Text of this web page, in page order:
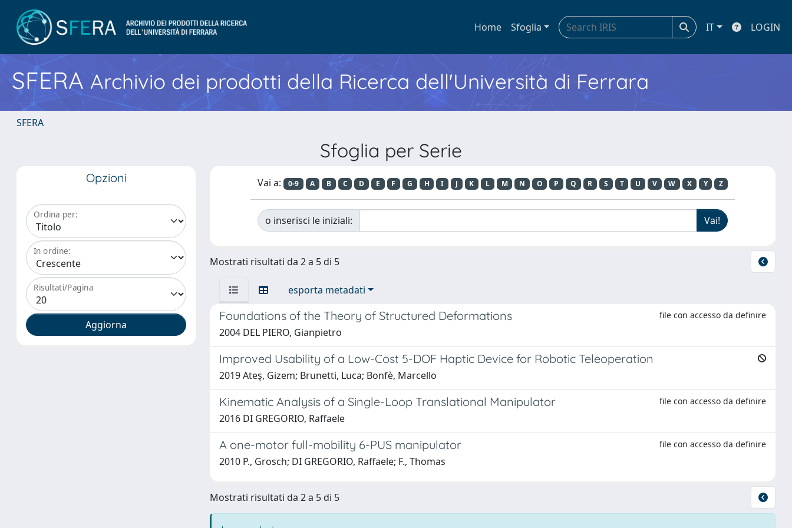
Home Sfoglia IT LOGIN
SFERA Archivio dei prodotti della Ricerca dell'Università di Ferrara
SFERA
Sfoglia per Serie
Opzioni
Ordina per:
In ordine:
Risultati/Pagina
Vai a: 0-9 A B C D E F G H I J K L M N O P Q R S T U V W X Y Z
o inserisci le iniziali:
Mostrati risultati da 2 a 5 di 5
esporta metadati
Foundations of the Theory of Structured Deformations file con accesso da definire
2004 DEL PIERO, Gianpietro
Improved Usability of a Low-Cost 5-DOF Haptic Device for Robotic Teleoperation
2019 Ateş, Gizem; Brunetti, Luca; Bonfè, Marcello
Kinematic Analysis of a Single-Loop Translational Manipulator file con accesso da definire
2016 DI GREGORIO, Raffaele
A one-motor full-mobility 6-PUS manipulator file con accesso da definire
2010 P., Grosch; DI GREGORIO, Raffaele; F., Thomas
Mostrati risultati da 2 a 5 di 5